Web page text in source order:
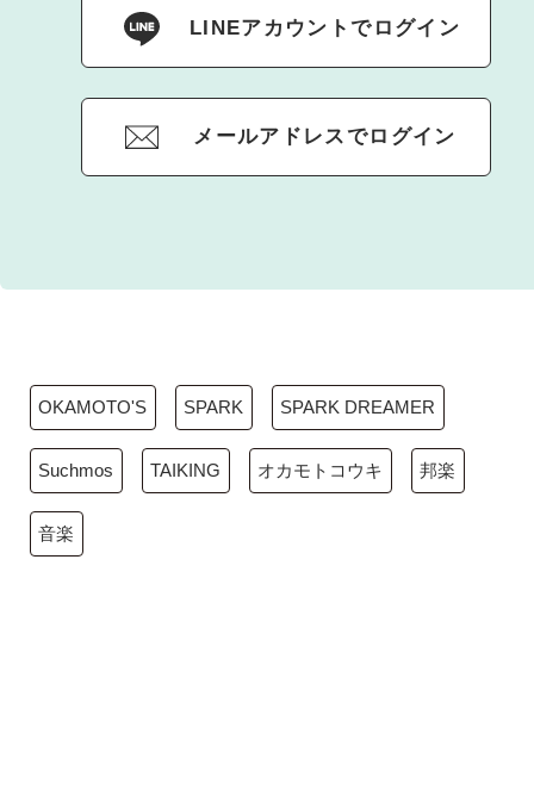
LINEアカウントでログイン
メールアドレスでログイン
OKAMOTO'S SPARK SPARK DREAMER
Suchmos TAIKING オカモトコウキ 邦楽
音楽